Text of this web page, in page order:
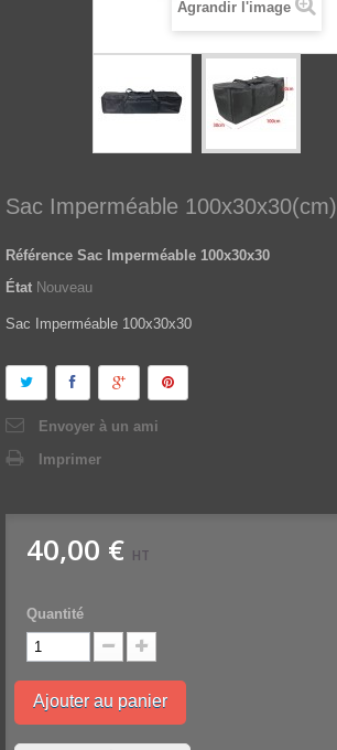
Agrandir l'image
Sac Imperméable 100x30x30(cm)
Référence Sac Imperméable 100x30x30
État Nouveau
Sac Imperméable 100x30x30
Envoyer à un ami
Imprimer
40,00 € HT
Quantité
Ajouter au panier